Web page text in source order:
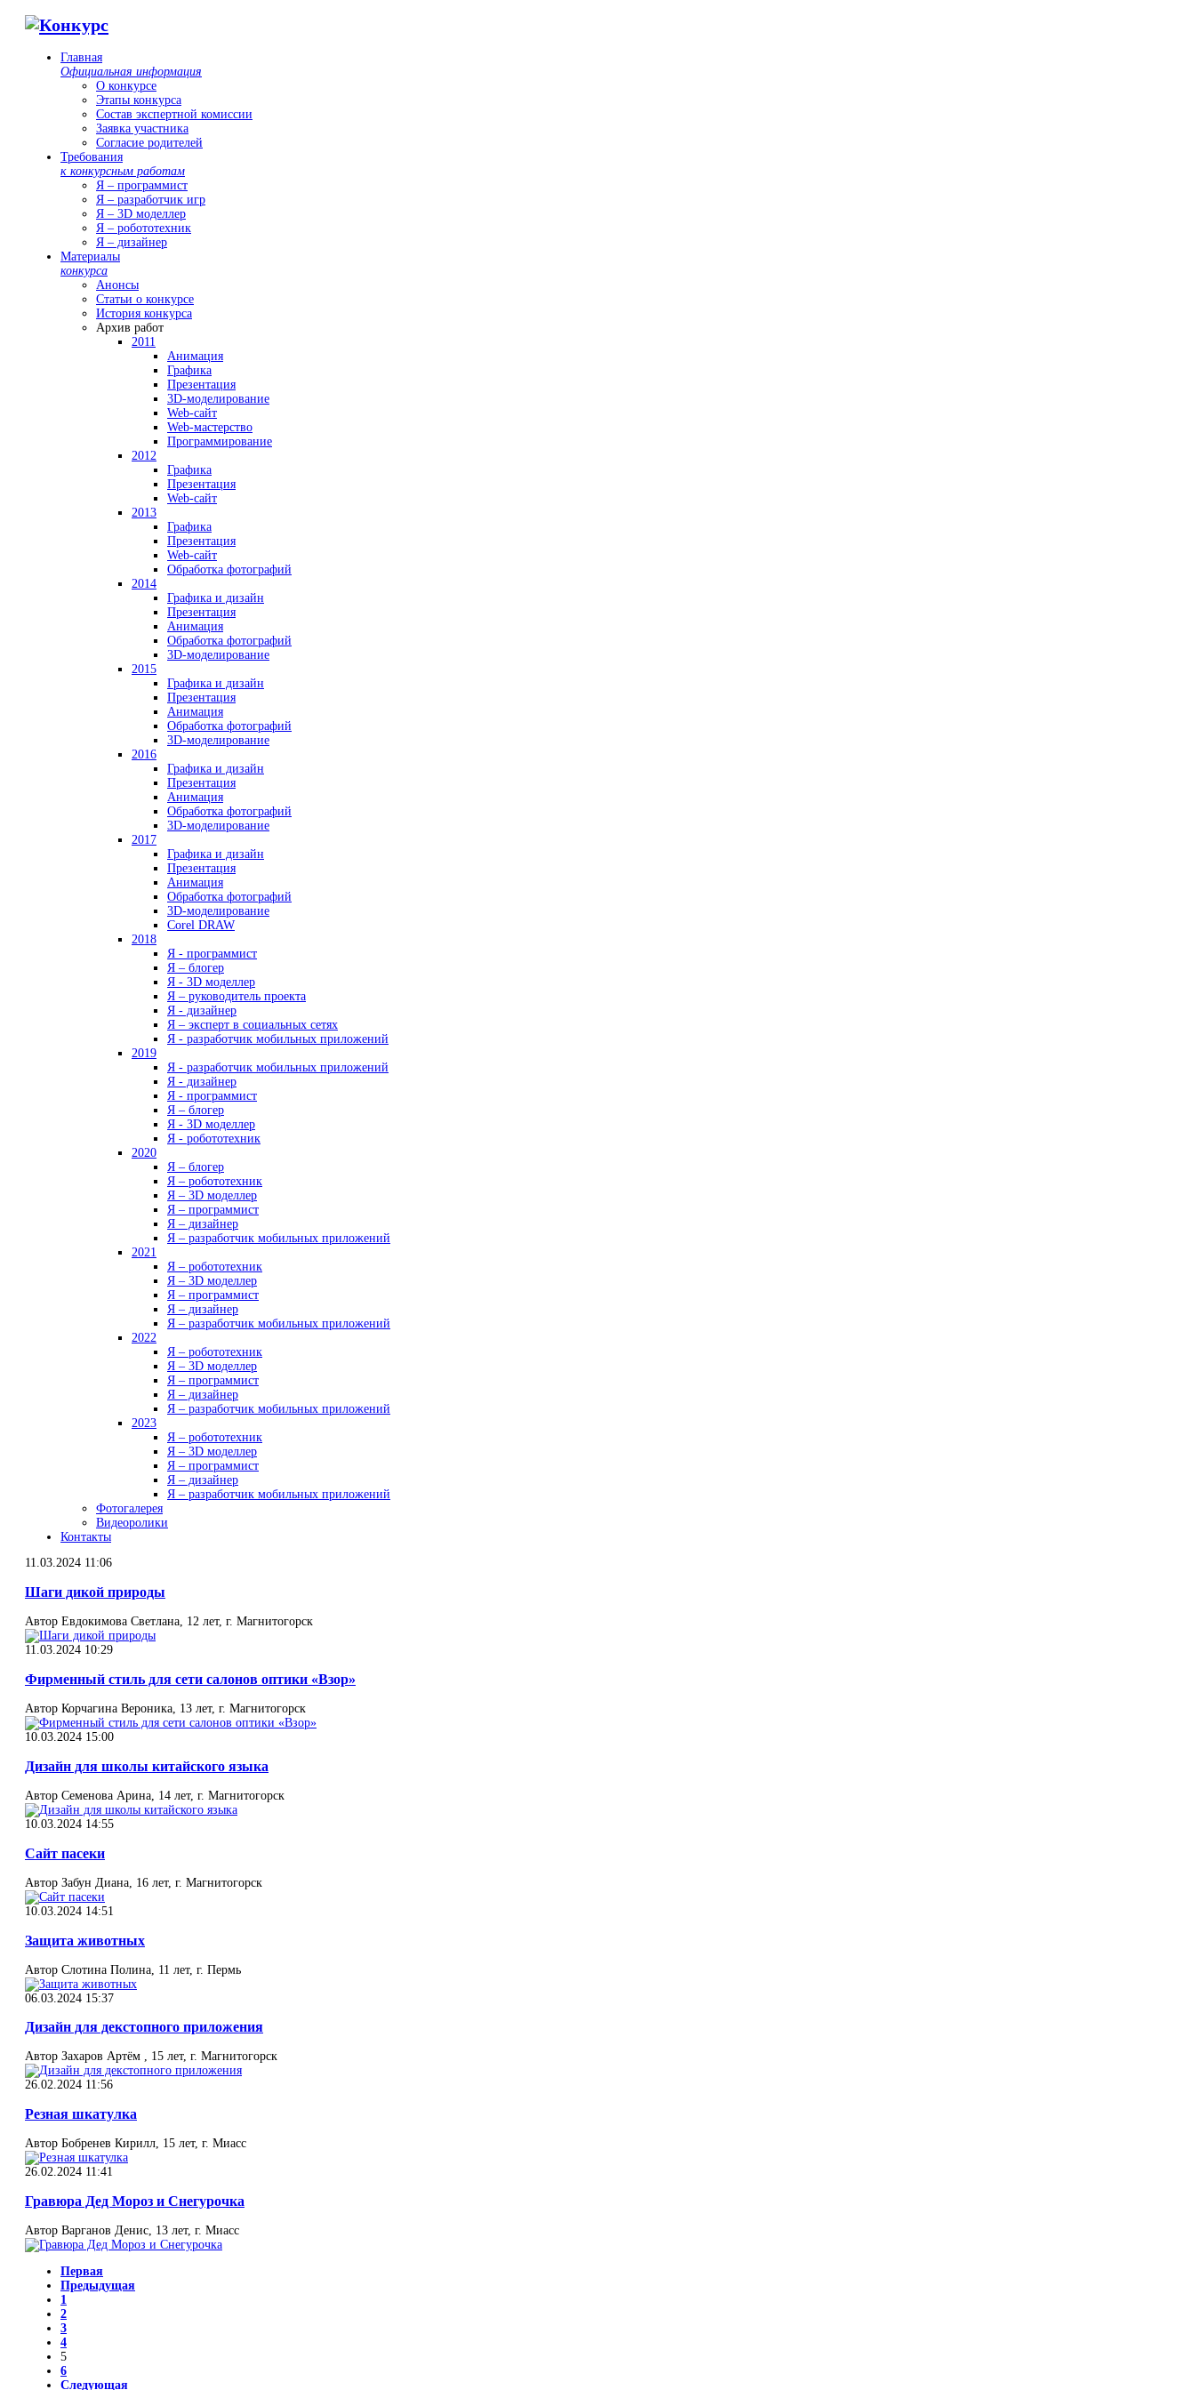
Главная
Официальная информация
О конкурсе
Этапы конкурса
Состав экспертной комиссии
Заявка участника
Согласие родителей
Требования
к конкурсным работам
Я – программист
Я – разработчик игр
Я – 3D моделлер
Я – робототехник
Я – дизайнер
Материалы
конкурса
Анонсы
Статьи о конкурсе
История конкурса
Архив работ
2011
Анимация
Графика
Презентация
3D-моделирование
Web-сайт
Web-мастерство
Программирование
2012
Графика
Презентация
Web-сайт
2013
Графика
Презентация
Web-сайт
Обработка фотографий
2014
Графика и дизайн
Презентация
Анимация
Обработка фотографий
3D-моделирование
2015
Графика и дизайн
Презентация
Анимация
Обработка фотографий
3D-моделирование
2016
Графика и дизайн
Презентация
Анимация
Обработка фотографий
3D-моделирование
2017
Графика и дизайн
Презентация
Анимация
Обработка фотографий
3D-моделирование
Corel DRAW
2018
Я - программист
Я – блогер
Я - 3D моделлер
Я – руководитель проекта
Я - дизайнер
Я – эксперт в социальных сетях
Я - разработчик мобильных приложений
2019
Я - разработчик мобильных приложений
Я - дизайнер
Я - программист
Я – блогер
Я - 3D моделлер
Я - робототехник
2020
Я – блогер
Я – робототехник
Я – 3D моделлер
Я – программист
Я – дизайнер
Я – разработчик мобильных приложений
2021
Я – робототехник
Я – 3D моделлер
Я – программист
Я – дизайнер
Я – разработчик мобильных приложений
2022
Я – робототехник
Я – 3D моделлер
Я – программист
Я – дизайнер
Я – разработчик мобильных приложений
2023
Я – робототехник
Я – 3D моделлер
Я – программист
Я – дизайнер
Я – разработчик мобильных приложений
Фотогалерея
Видеоролики
Контакты
11.03.2024 11:06
Шаги дикой природы
Автор Евдокимова Светлана, 12 лет, г. Магнитогорск
11.03.2024 10:29
Фирменный стиль для сети салонов оптики «Взор»
Автор Корчагина Вероника, 13 лет, г. Магнитогорск
10.03.2024 15:00
Дизайн для школы китайского языка
Автор Семенова Арина, 14 лет, г. Магнитогорск
10.03.2024 14:55
Сайт пасеки
Автор Забун Диана, 16 лет, г. Магнитогорск
10.03.2024 14:51
Защита животных
Автор Слотина Полина, 11 лет, г. Пермь
06.03.2024 15:37
Дизайн для декстопного приложения
Автор Захаров Артём , 15 лет, г. Магнитогорск
26.02.2024 11:56
Резная шкатулка
Автор Бобренев Кирилл, 15 лет, г. Миасс
26.02.2024 11:41
Гравюра Дед Мороз и Снегурочка
Автор Варганов Денис, 13 лет, г. Миасс
Первая
Предыдущая
1
2
3
4
5
6
Следующая